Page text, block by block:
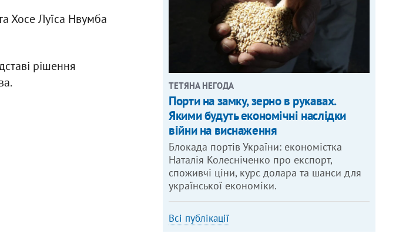
Хосе Луїса Нвумба
рішення
ТЕТЯНА НЕГОДА
Порти на замку, зерно в рукавах.
Якими будуть економічні наслідки
війни на виснаження
Блокада портів України: економістка
Наталія Колесніченко про експорт,
споживчі ціни, курс долара та шанси для
української економіки.
Всі публікації